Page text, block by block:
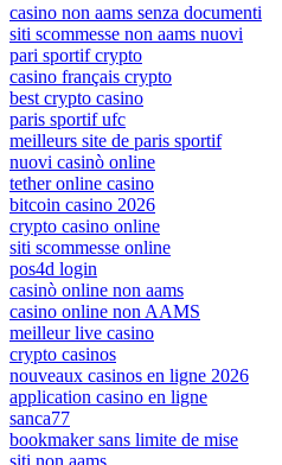
casino non aams senza documenti
siti scommesse non aams nuovi
pari sportif crypto
casino français crypto
best crypto casino
paris sportif ufc
meilleurs site de paris sportif
nuovi casinò online
tether online casino
bitcoin casino 2026
crypto casino online
siti scommesse online
pos4d login
casinò online non aams
casino online non AAMS
meilleur live casino
crypto casinos
nouveaux casinos en ligne 2026
application casino en ligne
sanca77
bookmaker sans limite de mise
siti non aams